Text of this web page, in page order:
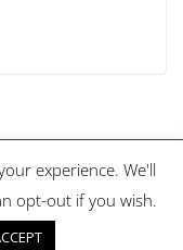
. Tutti i diritti
by
experience. We'll
opt-out if you wish.